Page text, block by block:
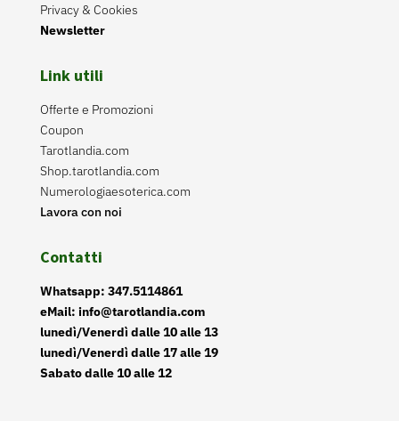
Privacy & Cookies
Newsletter
Link utili
Offerte e Promozioni
Coupon
Tarotlandia.com
Shop.tarotlandia.com
Numerologiaesoterica.com
Lavora con noi
Contatti
Whatsapp: 347.5114861
eMail: info@tarotlandia.com
lunedì/Venerdì dalle 10 alle 13
lunedì/Venerdì dalle 17 alle 19
Sabato dalle 10 alle 12